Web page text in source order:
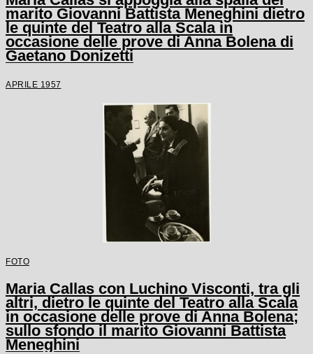
marito Giovanni Battista Meneghini dietro
le quinte del Teatro alla Scala in
occasione delle prove di Anna Bolena di
Gaetano Donizetti
APRILE 1957
FOTO
Maria Callas con Luchino Visconti, tra gli
altri, dietro le quinte del Teatro alla Scala
in occasione delle prove di Anna Bolena;
sullo sfondo il marito Giovanni Battista
Meneghini